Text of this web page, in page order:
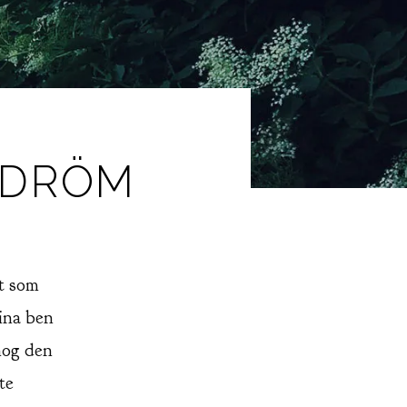
som
ben
den